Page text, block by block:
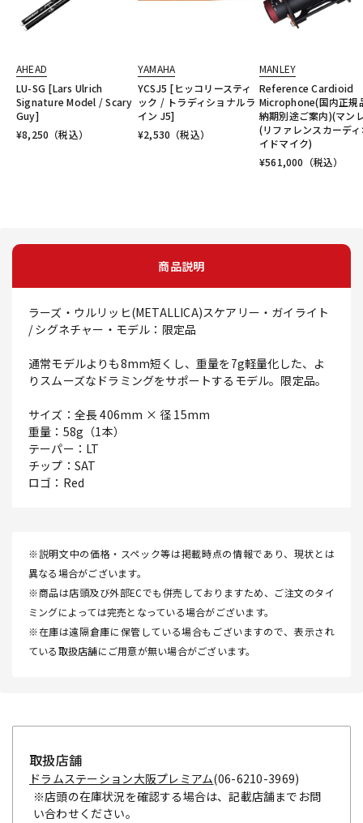
AHEAD
LU-SG [Lars Ulrich
Signature Model / Scary
Guy]
¥8,250 （税込）
YAMAHA
YCSJ5 [ヒッコリースティ
ック / トラディショナルラ
イン J5]
¥2,530 （税込）
MANLEY
Reference Cardioid
Microphone(国内正規
納期別途ご案内)(マン
(リファレンスカーデ
イドマイク)
¥561,000 （税込）
商品説明
ラーズ・ウルリッヒ(METALLICA)スケアリー・ガイライト
/ シグネチャー・モデル：限定品
通常モデルよりも8mm短くし、重量を7g軽量化した、よ
りスムーズなドラミングをサポートするモデル。限定品。
サイズ：全長 406mm × 径 15mm
重量：58g（1本）
テーパー：LT
チップ：SAT
ロゴ：Red
※説明文中の価格・スペック等は掲載時点の情報であり、現状とは
異なる場合がございます。
※商品は店頭及び外部ECでも併売しておりますため、ご注文のタイ
ミングによっては完売となっている場合がございます。
※在庫は遠隔倉庫に保管している場合もございますので、表示され
ている取扱店舗にご用意が無い場合がございます。
取扱店舗
ドラムステーション大阪プレミアム(06-6210-3969)
※店頭の在庫状況を確認する場合は、記載店舗までお問
い合わせください。